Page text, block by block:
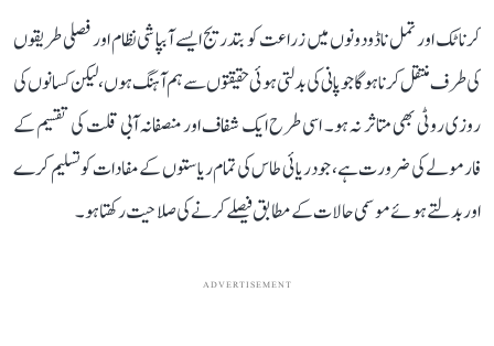
کرناٹک اور تمل ناڈو دونوں میں زراعت کو بتدریج ایسے آبپاشی نظام اور فصلی طریقوں
کی طرف منتقل کرنا ہوگا جو پانی کی بدلتی ہوئی حقیقتوں سے ہم آہنگ ہوں، لیکن کسانوں کی
روزی روٹی بھی متاثر نہ ہو۔ اسی طرح ایک شفاف اور منصفانہ آبی قلت کی تقسیم کے
فارمولے کی ضرورت ہے، جو دریائی طاس کی تمام ریاستوں کے مفادات کو تسلیم کرے
اور بدلتے ہوئے موسمی حالات کے مطابق فیصلے کرنے کی صلاحیت رکھتا ہو۔
ADVERTISEMENT